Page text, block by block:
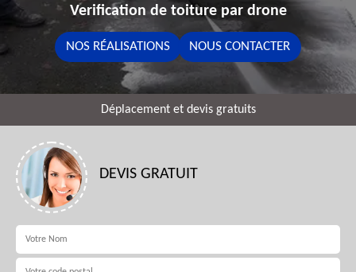
Verification de toiture par drone
NOS RÉALISATIONS NOUS CONTACTER
Déplacement et devis gratuits
DEVIS GRATUIT